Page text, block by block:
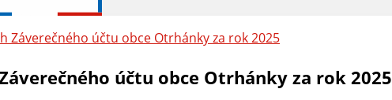
Záverečného účtu obce Otrhánky za rok 2025
účtu obce Otrhánky za rok 2025